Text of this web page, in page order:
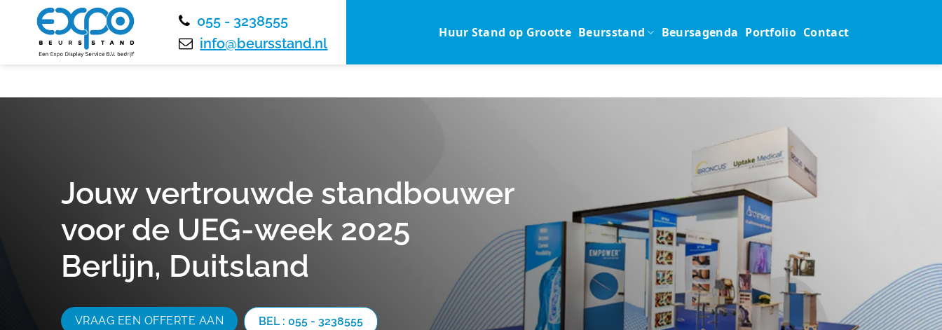
055 - 3238555
info@beursstand.nl
Huur Stand op Grootte Beursstand Beursagenda Portfolio Contact
Jouw vertrouwde standbouwer
voor de UEG-week 2025
Berlijn, Duitsland
VRAAG EEN OFFERTE AAN BEL : 055 - 3238555